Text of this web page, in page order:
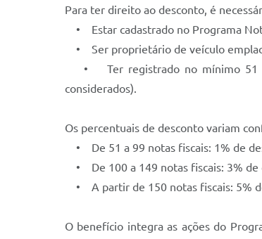
Para ter direito ao desconto, é
• Estar cadastrado no Programa
• Ser proprietário de veículo
• Ter registrado no mínimo 51
considerados).
Os percentuais de desconto variam
• De 51 a 99 notas fiscais: 1% de
• De 100 a 149 notas fiscais: 3% de
• A partir de 150 notas fiscais: 5%
O benefício integra as ações do